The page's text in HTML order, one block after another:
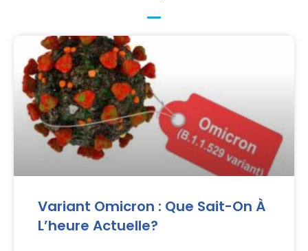
Variant Omicron : Que Sait-On À
L’heure Actuelle?